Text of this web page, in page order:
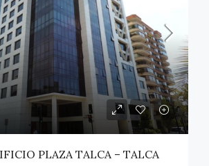
PLAZA TALCA – TALCA